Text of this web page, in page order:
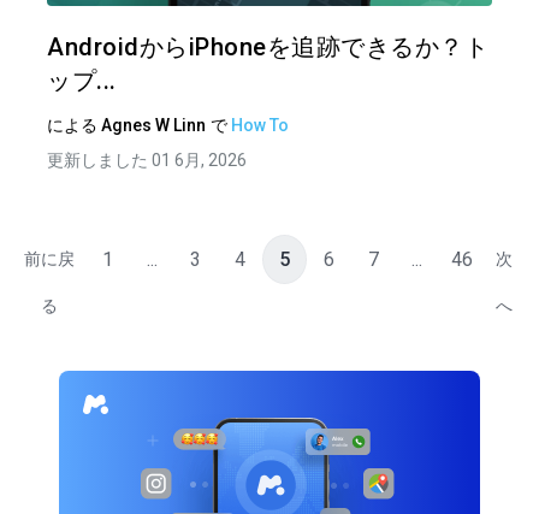
AndroidからiPhoneを追跡できるか？ト
ップ...
による Agnes W Linn で How To
更新しました 01 6月, 2026
前に戻
る
1 ... 3 4 5 6 7 ... 46 次
へ